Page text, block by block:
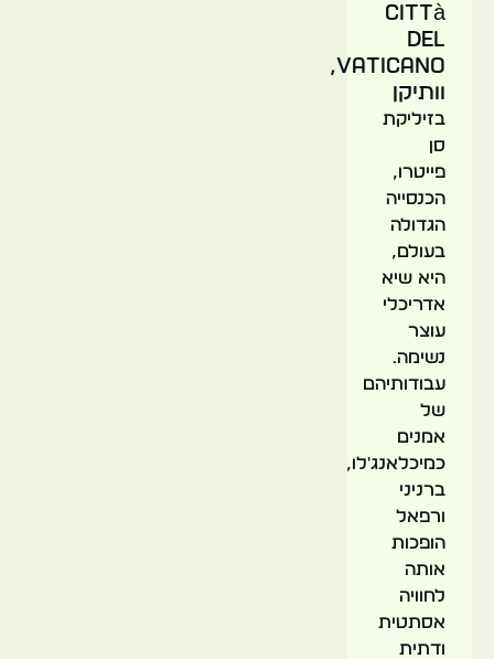
Città
del
Vaticano,
וותיקן
בזיליקת
סן
פייטרו,
הכנסייה
הגדולה
בעולם,
היא שיא
אדריכלי
עוצר
נשימה.
עבודותיהם
של
אמנים
כמיכלאנג'לו,
ברניני
ורפאל
הופכות
אותה
לחוויה
אסתטית
ודתית